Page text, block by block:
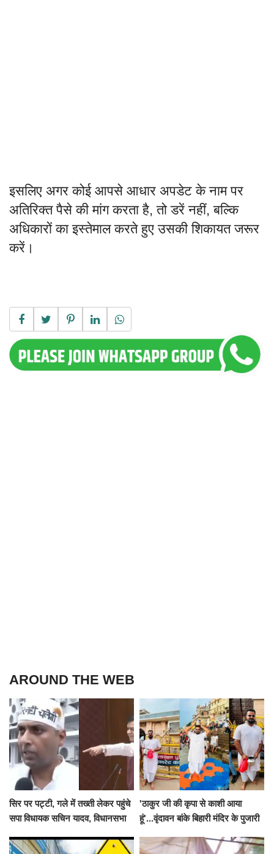
इसलिए अगर कोई आपसे आधार अपडेट के नाम पर
अतिरिक्त पैसे की मांग करता है, तो डरें नहीं, बल्कि
अधिकारों का इस्तेमाल करते हुए उसकी शिकायत जरूर
करें।
AROUND THE WEB
सिर पर पट्टी, गले में तख्ती लेकर पहुंचे
सपा विधायक सचिन यादव, विधानसभा
निलंबित
'ठाकुर जी की कृपा से काशी आया
हूं'...वृंदावन बांके बिहारी मंदिर के पुजारी
जलाभिषेक